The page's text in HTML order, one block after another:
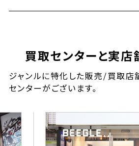
買取センターと実店
ジャンルに特化した販売/買取店
センターがございます。